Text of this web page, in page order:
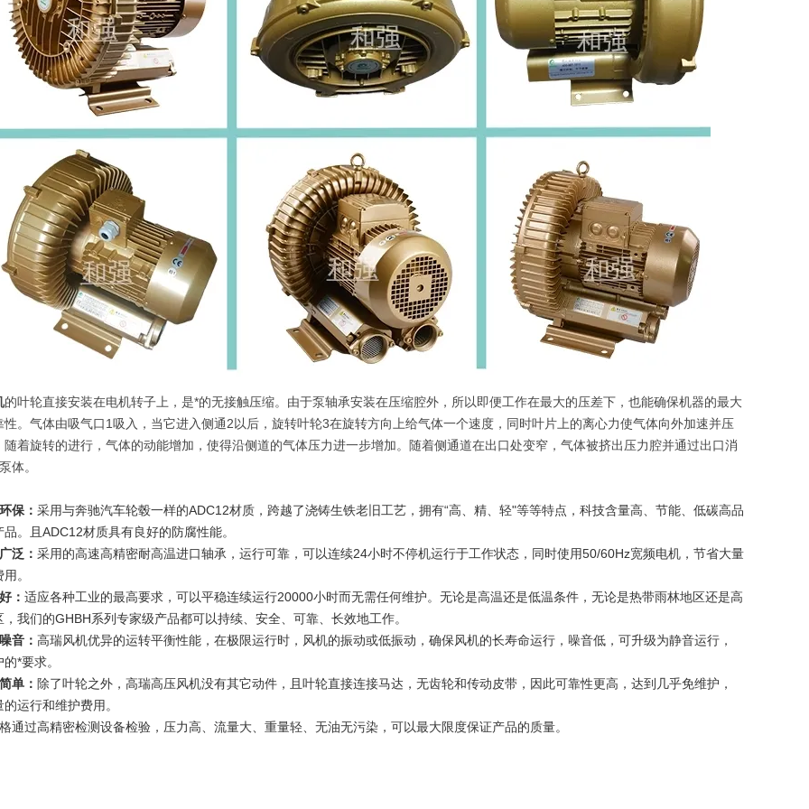
的叶轮直接安装在电机转子上，是*的无接触压缩。由于泵轴承安装在压缩腔外，所以即便工作在最大的压差下，也能确保机器的最大
性。气体由吸气口1吸入，当它进入侧通2以后，旋转叶轮3在旋转方向上给气体一个速度，同时叶片上的离心力使气体向外加速并压
随着旋转的进行，气体的动能增加，使得沿侧道的气体压力进一步增加。随着侧通道在出口处变窄，气体被挤出压力腔并通过出口消
体。
保： 采用与奔驰汽车轮毂一样的ADC12材质，跨越了浇铸生铁老旧工艺，拥有“高、精、轻"等等特点，科技含量高、节能、低碳高品
。且ADC12材质具有良好的防腐性能。
泛： 采用的高速高精密耐高温进口轴承，运行可靠，可以连续24小时不停机运行于工作状态，同时使用50/60Hz宽频电机，节省大量
。
： 适应各种工业的最高要求，可以平稳连续运行20000小时而无需任何维护。无论是高温还是低温条件，无论是热带雨林地区还是高
，我们的GHBH系列专家级产品都可以持续、安全、可靠、长效地工作。
音： 高瑞风机优异的运转平衡性能，在极限运行时，风机的振动或低振动，确保风机的长寿命运行，噪音低，可升级为静音运行，
*要求。
单： 除了叶轮之外，高瑞高压风机没有其它动件，且叶轮直接连接马达，无齿轮和传动皮带，因此可靠性更高，达到几乎免维护，
运行和维护费用。
通过高精密检测设备检验，压力高、流量大、重量轻、无油无污染，可以最大限度保证产品的质量。